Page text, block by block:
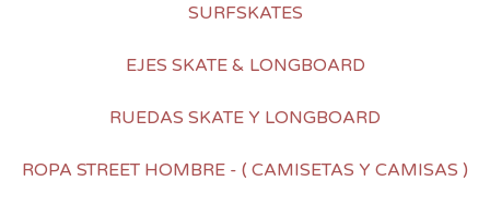
SURFSKATES
EJES SKATE & LONGBOARD
RUEDAS SKATE Y LONGBOARD
ROPA STREET HOMBRE - ( CAMISETAS Y CAMISAS )